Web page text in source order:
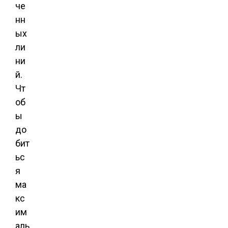
че
нн
ых
ли
ни
й.
Чт
об
ы
до
бит
ьс
я
ма
кс
им
аль